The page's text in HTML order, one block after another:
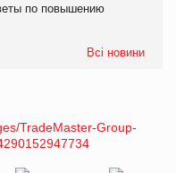
по повышению
Всі новини